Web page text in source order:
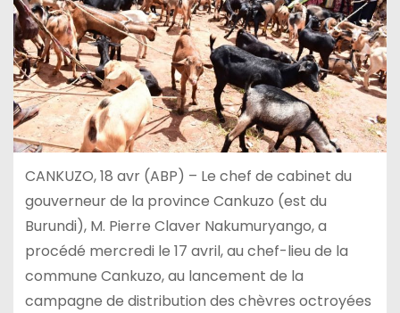
CANKUZO, 18 avr (ABP) – Le chef de cabinet du
gouverneur de la province Cankuzo (est du
Burundi), M. Pierre Claver Nakumuryango, a
procédé mercredi le 17 avril, au chef-lieu de la
commune Cankuzo, au lancement de la
campagne de distribution des chèvres octroyées